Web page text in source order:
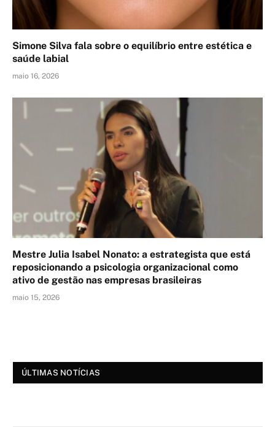
Simone Silva fala sobre o equilíbrio entre estética e
saúde labial
maio 16, 2026
Mestre Julia Isabel Nonato: a estrategista que está
reposicionando a psicologia organizacional como
ativo de gestão nas empresas brasileiras
maio 15, 2026
ÚLTIMAS NOTÍCIAS